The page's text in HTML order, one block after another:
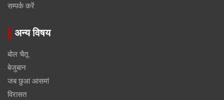
सम्पर्क करें
अन्य विषय
बोल चैतू
बेजुबान
जब छुआ आसमां
विरासत